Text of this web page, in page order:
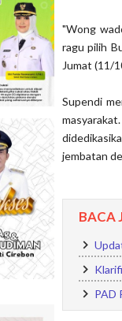
"Wong
ragu pilih
Jumat (11/
Supendi
jembatan
BACA
PAD